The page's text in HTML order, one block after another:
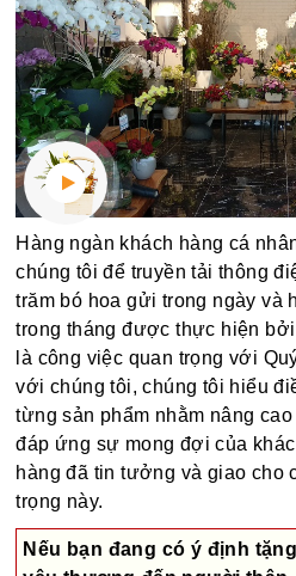
Hàng ngàn khách hàng cá
chúng tôi để truyền tải thông
trăm bó hoa gửi trong ngày và
trong tháng được thực hiện
là công việc quan trọng với
với chúng tôi, chúng tôi hiểu
từng sản phẩm nhằm nâng
đáp ứng sự mong đợi của
hàng đã tin tưởng và giao cho
trọng này.
Nếu bạn đang có ý định